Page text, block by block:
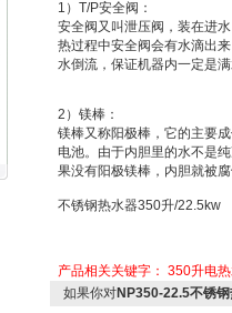
1 ） T/P安全阀：
安全阀又叫泄压阀 ，装在进
热过程中安全阀会有水滴出
水倒流，保证机器内一定是
2 ） 镁棒：
镁棒又称阳极棒 ，它的主要
电池。由于内胆里的水不是
果没有阳极镁棒，内胆就被
不锈钢热水器350升/22.5kw
产品相关关键字： 350升电
如果你对NP350-22.5不锈